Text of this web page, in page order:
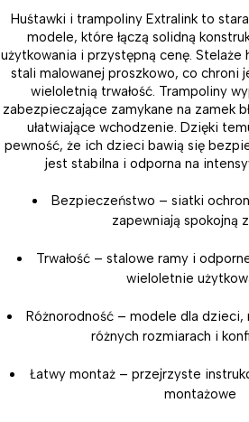
Huśtawki i trampoliny Extralink to
modele, które łączą solidną
użytkowania i przystępną cenę. Stelaże
stali malowanej proszkowo, co chroni
wieloletnią trwałość. Trampoliny
zabezpieczające zamykane na zamek
ułatwiające wchodzenie. Dzięki
pewność, że ich dzieci bawią się
jest stabilna i odporna na
Bezpieczeństwo – siatki
zapewniają spokojną
Trwałość – stalowe ramy i
wieloletnie
Różnorodność – modele dla dzieci,
różnych rozmiarach i
Łatwy montaż – przejrzyste
montażowe